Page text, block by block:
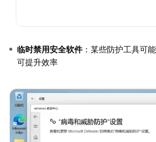
临时禁用安全软件：某些防护工具可
可提升效率